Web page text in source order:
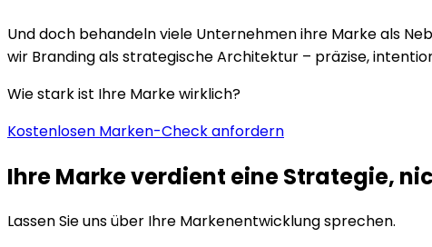
Und doch behandeln viele Unternehmen ihre Marke als
wir Branding als strategische Architektur – präzise,
Wie stark ist Ihre Marke wirklich?
Kostenlosen Marken-Check anfordern
Ihre Marke verdient eine Strategie,
Lassen Sie uns über Ihre Markenentwicklung sprechen.